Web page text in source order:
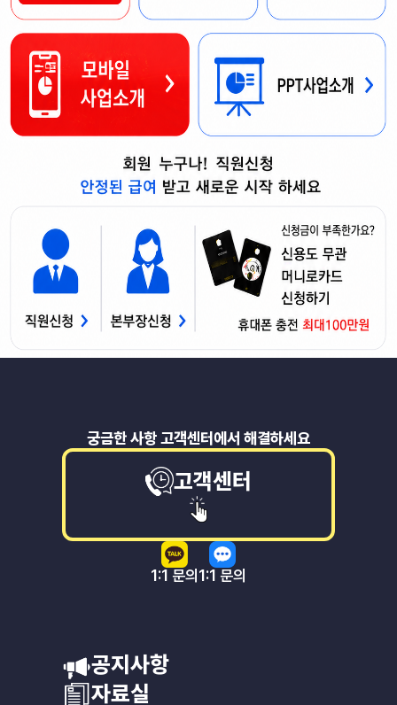
궁금한 사항 고객센터에서 해결하세요
고객센터
1:1 문의 1:1 문의
공지사항
자료실